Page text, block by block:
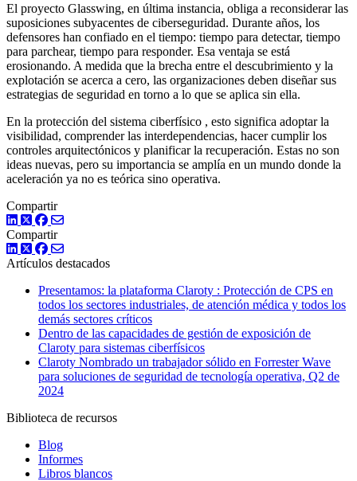
El proyecto Glasswing, en última instancia, obliga a reconsiderar las
suposiciones subyacentes de ciberseguridad. Durante años, los
defensores han confiado en el tiempo: tiempo para detectar, tiempo
para parchear, tiempo para responder. Esa ventaja se está
erosionando. A medida que la brecha entre el descubrimiento y la
explotación se acerca a cero, las organizaciones deben diseñar sus
estrategias de seguridad en torno a lo que se aplica sin ella.
En la protección del sistema ciberfísico , esto significa adoptar la
visibilidad, comprender las interdependencias, hacer cumplir los
controles arquitectónicos y planificar la recuperación. Estas no son
ideas nuevas, pero su importancia se amplía en un mundo donde la
aceleración ya no es teórica sino operativa.
Compartir
LinkedIn
TwitterFacebook
Compartir
LinkedIn
TwitterFacebook
Artículos destacados
Presentamos: la plataforma Claroty : Protección de CPS en
todos los sectores industriales, de atención médica y todos los
demás sectores críticos
Dentro de las capacidades de gestión de exposición de
Claroty para sistemas ciberfísicos
Claroty Nombrado un trabajador sólido en Forrester Wave
para soluciones de seguridad de tecnología operativa, Q2 de
2024
Biblioteca de recursos
Blog
Informes
Libros blancos